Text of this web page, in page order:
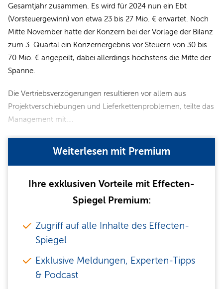
Gesamtjahr zusammen. Es wird für 2024 nun ein Ebt
(Vorsteuergewinn) von etwa 23 bis 27 Mio. € erwartet. Noch
Mitte November hatte der Konzern bei der Vorlage der Bilanz
zum 3. Quartal ein Konzernergebnis vor Steuern von 30 bis
70 Mio. € angepeilt, dabei allerdings höchstens die Mitte der
Spanne.
Die Vertriebsverzögerungen resultieren vor allem aus
Projektverschiebungen und Lieferkettenproblemen, teilte das
Management mit.…
Weiterlesen mit Premium
Ihre exklusiven Vorteile mit Effecten-
Spiegel Premium:
Zugriff auf alle Inhalte des Effecten-
Spiegel
Exklusive Meldungen, Experten-Tipps
& Podcast